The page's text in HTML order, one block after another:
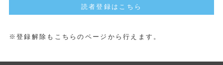
読者登録はこちら
※登録解除もこちらのページから行えます。